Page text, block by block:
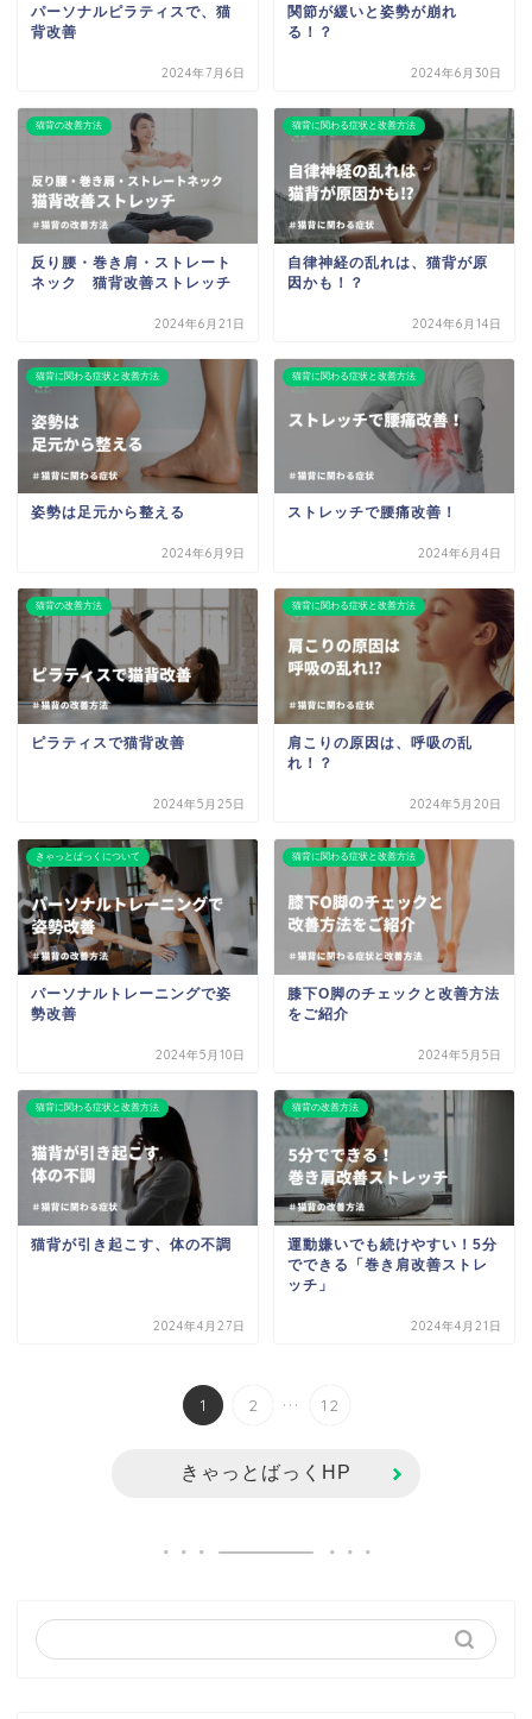
パーソナルピラティスで、猫
背改善
2024年7月6日
関節が緩いと姿勢が崩れ
る！？
2024年6月30日
猫背の改善方法
反り腰・巻き肩・ストレート
ネック 猫背改善ストレッチ
2024年6月21日
猫背に関わる症状と改善方法
自律神経の乱れは、猫背が原
因かも！？
2024年6月14日
猫背に関わる症状と改善方法
姿勢は足元から整える
2024年6月9日
猫背に関わる症状と改善方法
ストレッチで腰痛改善！
2024年6月4日
猫背の改善方法
ピラティスで猫背改善
2024年5月25日
猫背に関わる症状と改善方法
肩こりの原因は、呼吸の乱
れ！？
2024年5月20日
きゃっとばっくについて
パーソナルトレーニングで姿
勢改善
2024年5月10日
猫背に関わる症状と改善方法
膝下O脚のチェックと改善方法
をご紹介
2024年5月5日
猫背に関わる症状と改善方法
猫背が引き起こす、体の不調
2024年4月27日
猫背の改善方法
運動嫌いでも続けやすい！5分
でできる「巻き肩改善ストレ
ッチ」
2024年4月21日
1 2 ... 12
きゃっとばっくHP